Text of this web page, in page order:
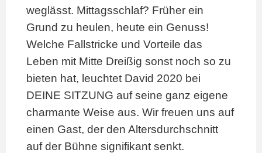
weglässt. Mittagsschlaf? Früher ein
Grund zu heulen, heute ein Genuss!
Welche Fallstricke und Vorteile das
Leben mit Mitte Dreißig sonst noch so zu
bieten hat, leuchtet David 2020 bei
DEINE SITZUNG auf seine ganz eigene
charmante Weise aus. Wir freuen uns auf
einen Gast, der den Altersdurchschnitt
auf der Bühne signifikant senkt.